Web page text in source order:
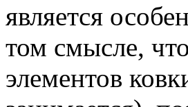
является
том смысле,
элементов